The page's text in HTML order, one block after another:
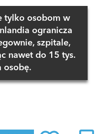
tylko osobom w
ogranicza
szpitale,
nawet do 15 tys.
osobę.